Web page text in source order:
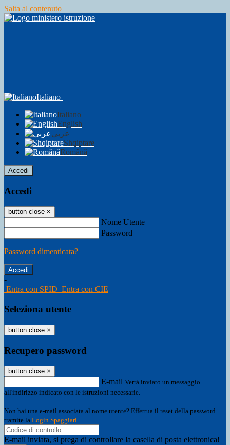
Salta al contenuto
Italiano
Italiano
English
عربى
Shqiptare
Română
Accedi
Accedi
button close ×
Nome Utente
Password
Password dimenticata?
-
Entra con SPID Entra con CIE
Seleziona utente
button close ×
Recupero password
button close ×
E-mail Verrà inviato un messaggio
all'indirizzo indicato con le istruzioni necessarie.
Non hai una e-mail associata al nome utente? Effettua il reset della password
tramite la Login Spaggiari
E-mail inviata, si prega di controllare la casella di posta elettronica!